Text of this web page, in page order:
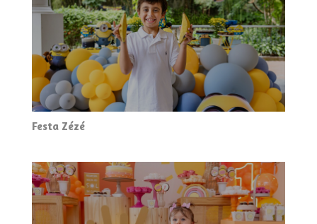
Festa Zézé